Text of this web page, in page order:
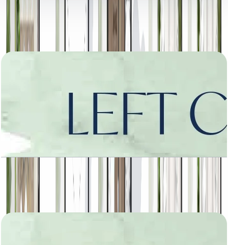
کتابخانه اسناد
اسناد پلان طبقه
Amara, Left Corner, 5413 SQFT
باز کردن چیدمان